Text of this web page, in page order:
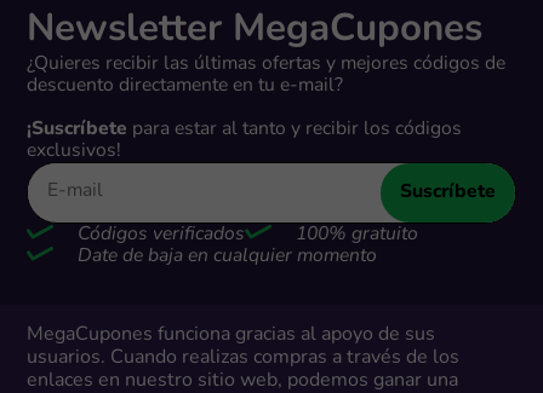
Newsletter MegaCupones
¿Quieres recibir las últimas ofertas y mejores códigos de
descuento directamente en tu e-mail?
¡Suscríbete para estar al tanto y recibir los códigos
exclusivos!
Suscríbete
Códigos verificados
100% gratuito
Date de baja en cualquier momento
MegaCupones funciona gracias al apoyo de sus
usuarios. Cuando realizas compras a través de los
enlaces en nuestro sitio web, podemos ganar una